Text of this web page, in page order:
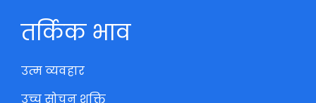
तर्किक भाव
उत्म व्यवहार
उच्च सोचन शक्ति